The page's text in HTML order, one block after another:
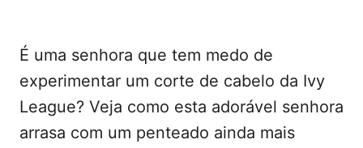
É uma senhora que tem medo de
experimentar um corte de cabelo da Ivy
League? Veja como esta adorável senhora
arrasa com um penteado ainda mais